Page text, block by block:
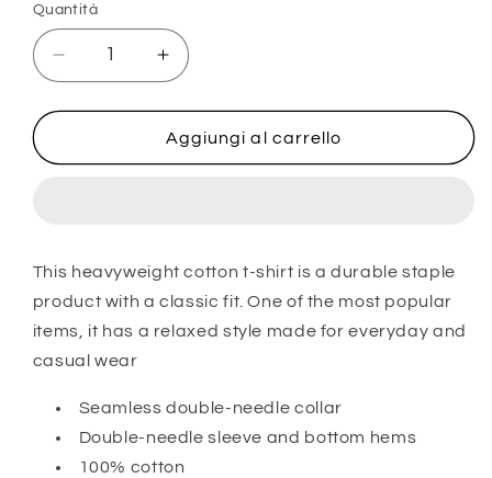
Quantità
Diminuisci
quantità
per
Heavyweight
Unisex
Gildan®
5000
White
Aumenta
quantità
per
Heavyweight
Unisex
Gildan®
5000
White
Aggiungi al carrello
This heavyweight cotton t-shirt is a durable staple
product with a classic fit. One of the most popular
items, it has a relaxed style made for everyday and
casual wear
Seamless double-needle collar
Double-needle sleeve and bottom hems
100% cotton